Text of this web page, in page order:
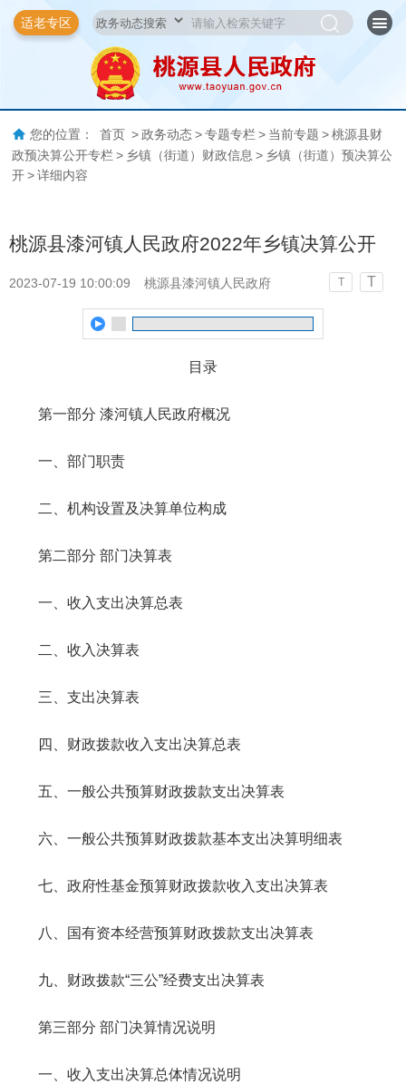
适老专区
您的位置： 首页 > 政务动态 > 专题专栏 > 当前专题 > 桃源县财
政预决算公开专栏 > 乡镇（街道）财政信息 > 乡镇（街道）预决算公
开 > 详细内容
桃源县漆河镇人民政府2022年乡镇决算公开
2023-07-19 10:00:09 桃源县漆河镇人民政府 T T
目录
第一部分 漆河镇人民政府概况
一、部门职责
二、机构设置及决算单位构成
第二部分 部门决算表
一、收入支出决算总表
二、收入决算表
三、支出决算表
四、财政拨款收入支出决算总表
五、一般公共预算财政拨款支出决算表
六、一般公共预算财政拨款基本支出决算明细表
七、政府性基金预算财政拨款收入支出决算表
八、国有资本经营预算财政拨款支出决算表
九、财政拨款“三公”经费支出决算表
第三部分 部门决算情况说明
一、收入支出决算总体情况说明